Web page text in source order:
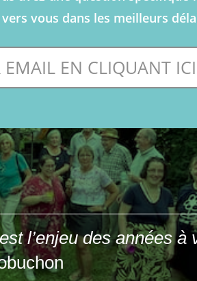
vous dans les meilleurs
EN CLIQUANT ICI
l’enjeu des années